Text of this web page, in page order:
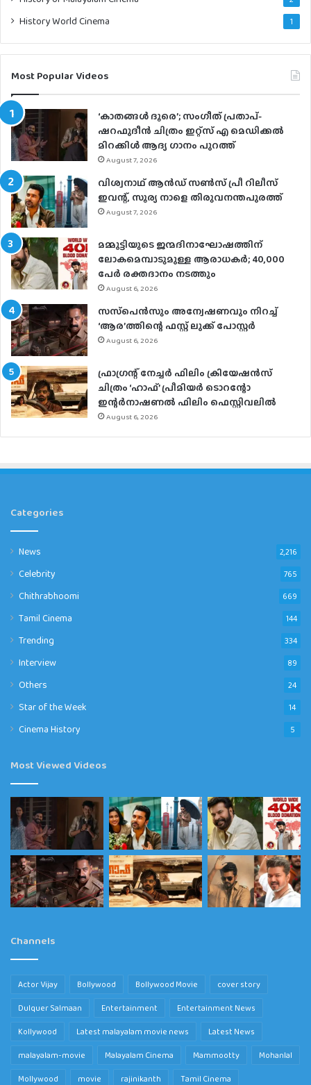
History World Cinema 1
Most Popular Videos
‘കാതങ്ങൾ ദൂരെ’; സംഗീത് പ്രതാപ്-
ഷറഫുദീൻ ചിത്രം ഇറ്റ്സ് എ മെഡിക്കൽ
മിറക്കിൾ ആദ്യ ഗാനം പുറത്ത്
August 7, 2026
വിശ്വനാഥ് ആന്‍ഡ് സണ്‍സ് പ്രീ റിലീസ്
ഇവന്റ്, സൂര്യ നാളെ തിരുവനന്തപുരത്ത്
August 7, 2026
മമ്മൂട്ടിയുടെ ജന്മദിനാഘോഷത്തിന്
ലോകമെമ്പാടുമുള്ള ആരാധകര്‍; 40,000
പേര്‍ രക്തദാനം നടത്തും
August 6, 2026
സസ്‌പെന്‍സും അന്വേഷണവും നിറച്ച്
‘ആര’ത്തിന്റെ ഫസ്റ്റ് ലുക്ക് പോസ്റ്റര്‍
August 6, 2026
ഫ്രാഗ്രന്റ് നേച്ചര്‍ ഫിലിം ക്രിയേഷന്‍സ്
ചിത്രം ‘ഹാഫ്’ പ്രീമിയര്‍ ടൊറന്റോ
ഇന്റര്‍നാഷണല്‍ ഫിലിം ഫെസ്റ്റിവലില്‍
August 6, 2026
Categories
News 2,216
Celebrity 765
Chithrabhoomi 669
Tamil Cinema 144
Trending 334
Interview 89
Others 24
Star of the Week 14
Cinema History 5
Most Viewed Videos
Channels
Actor Vijay Bollywood Bollywood Movie
cover story
Dulquer Salmaan
Entertainment
Entertainment News
Kollywood
Latest malayalam movie news
Latest News
malayalam-movie
Malayalam Cinema Mammootty
Mohanlal
Mollywood
movie rajinikanth Tamil Cinema